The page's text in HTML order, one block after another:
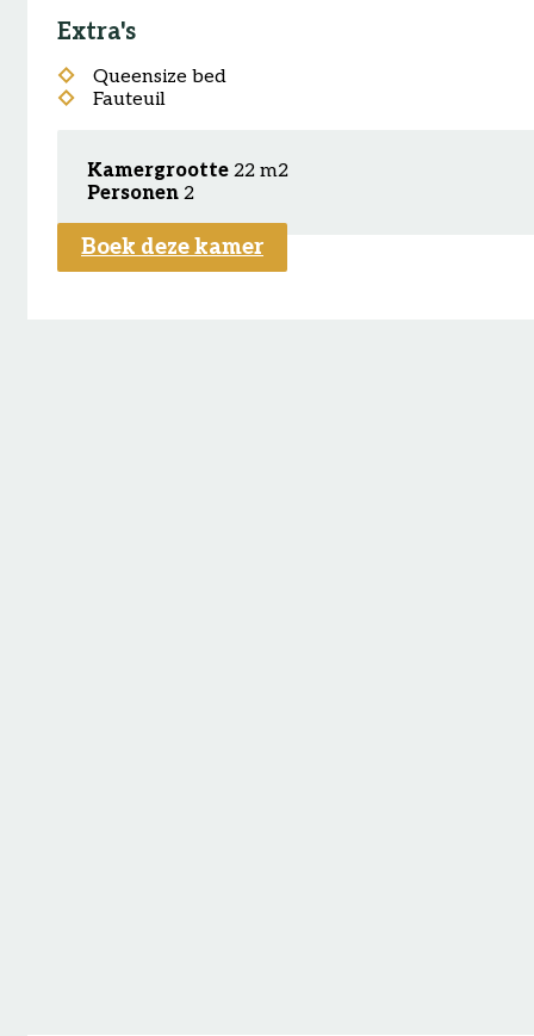
Extra's
Queensize bed
Fauteuil
Kamergrootte 22 m2
Personen 2
Boek deze kamer